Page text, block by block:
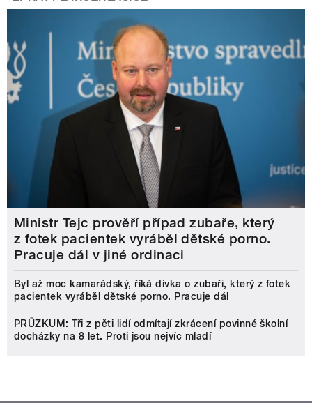
Ministr Tejc prověří případ zubaře, který
z fotek pacientek vyráběl dětské porno.
Pracuje dál v jiné ordinaci
Byl až moc kamarádský, říká dívka o zubaři, který z fotek
pacientek vyráběl dětské porno. Pracuje dál
PRŮZKUM: Tři z pěti lidí odmítají zkrácení povinné školní
docházky na 8 let. Proti jsou nejvíc mladí